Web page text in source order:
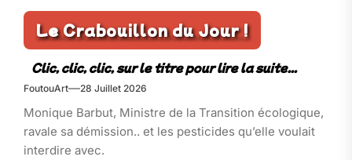
Le Crabouillon du Jour !
FoutouArt 28 Juillet 2026
Monique Barbut, Ministre de la Transition écologique,
ravale sa démission.. et les pesticides qu’elle voulait
interdire avec.